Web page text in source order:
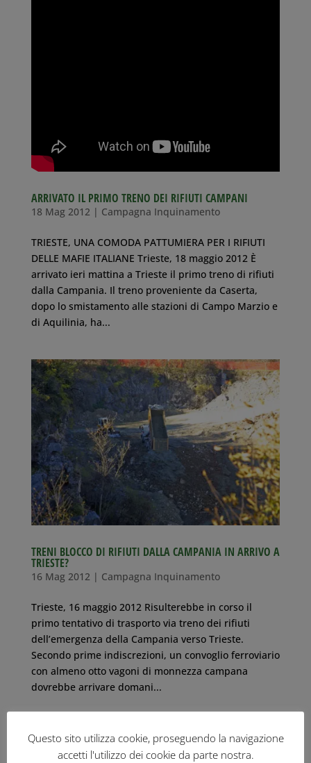
ARRIVATO IL PRIMO TRENO DEI RIFIUTI CAMPANI
18 Mag 2012| Campagna Inquinamento
TRIESTE, UNA COMODA PATTUMIERA PER I RIFIUTI
DELLE MAFIE ITALIANE Trieste, 18 maggio 2012 È
arrivato ieri mattina a Trieste il primo treno di rifiuti
dalla Campania. Il treno proveniente da Caserta,
dopo lo smistamento alle stazioni di Campo Marzio e
di Aquilinia, ha...
TRENI BLOCCO DI RIFIUTI DALLA CAMPANIA IN ARRIVO A
TRIESTE?
16 Mag 2012 | Campagna Inquinamento
Trieste, 16 maggio 2012 Risulterebbe in corso il
primo tentativo di trasporto via treno dei rifiuti
dell’emergenza della Campania verso Trieste.
Secondo prime indiscrezioni, un convoglio ferroviario
con almeno otto vagoni di monnezza campana
dovrebbe arrivare domani...
Questo sito utilizza cookie, proseguendo la navigazione
accetti l'utilizzo dei cookie da parte nostra.